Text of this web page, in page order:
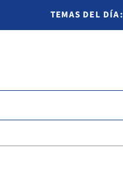
TEMAS DEL DÍA: